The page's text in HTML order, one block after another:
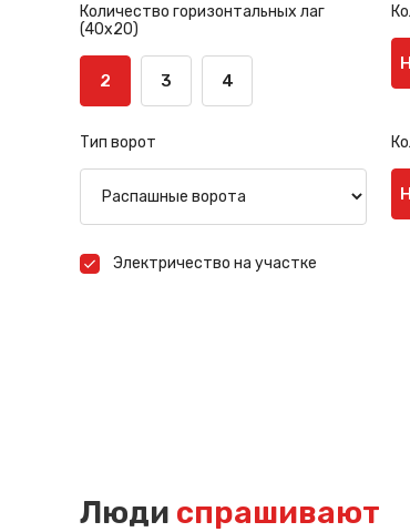
Количество горизонтальных лаг
(40х20)
2 3 4
Тип ворот
Электричество на участке
Люди спрашивают